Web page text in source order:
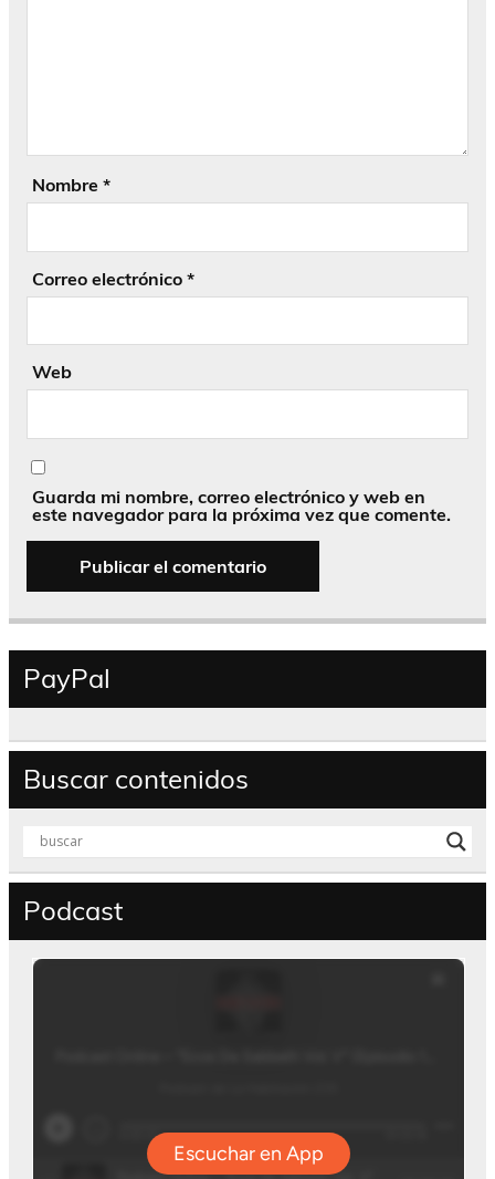
Nombre *
Correo electrónico *
Web
Guarda mi nombre, correo electrónico y web en
este navegador para la próxima vez que comente.
PayPal
Buscar contenidos
Podcast